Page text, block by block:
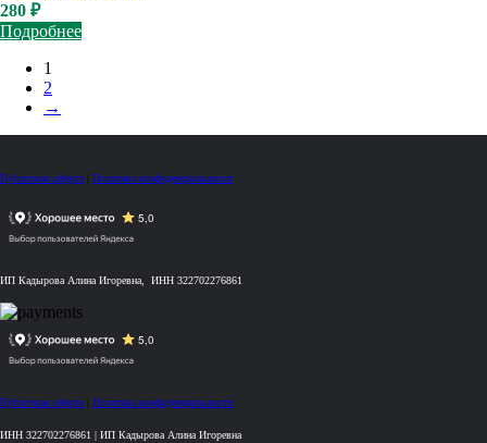
280 ₽
Подробнее
1
2
→
Публичная оферта Политика конфиденциальности
ИП Кадырова Алина Игоревна, ИНН 322702276861
Публичная оферта Политика конфиденциальности
ИНН 322702276861 | ИП Кадырова Алина Игоревна